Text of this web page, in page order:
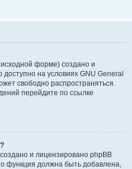
форме) создано и
доступно на условиях GNU General
свободно распространяться.
перейдите по ссылке
и лицензировано phpBB
функция должна быть добавлена,